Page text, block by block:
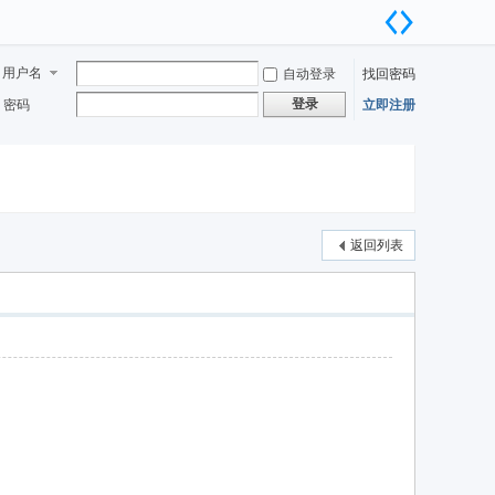
用户名 自动登录
找回密码
密码
登录 立即注册
返回列表